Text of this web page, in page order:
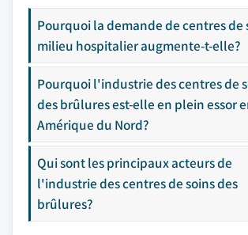
Pourquoi la demande de centres de
milieu hospitalier augmente-t-elle?
Pourquoi l'industrie des centres de
des brûlures est-elle en plein essor
Amérique du Nord?
Qui sont les principaux acteurs de
l'industrie des centres de soins des
brûlures?